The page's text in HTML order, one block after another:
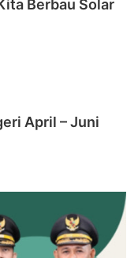
Berbau Solar
April – Juni